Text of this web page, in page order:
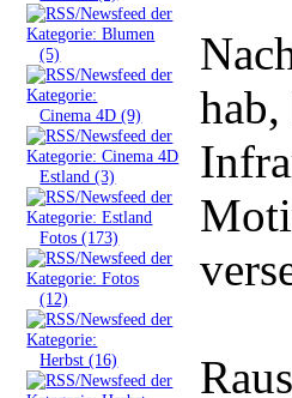
»(5)
»Cinema 4D (9)
»Estland (3)
»Fotos (173)
»(12)
»Herbst (16)